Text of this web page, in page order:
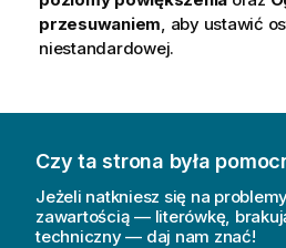
przesuwaniem , aby ustawić
niestandardowej.
Czy ta strona była
Jeżeli natkniesz się na
zawartością — literówkę,
techniczny — daj nam znać!